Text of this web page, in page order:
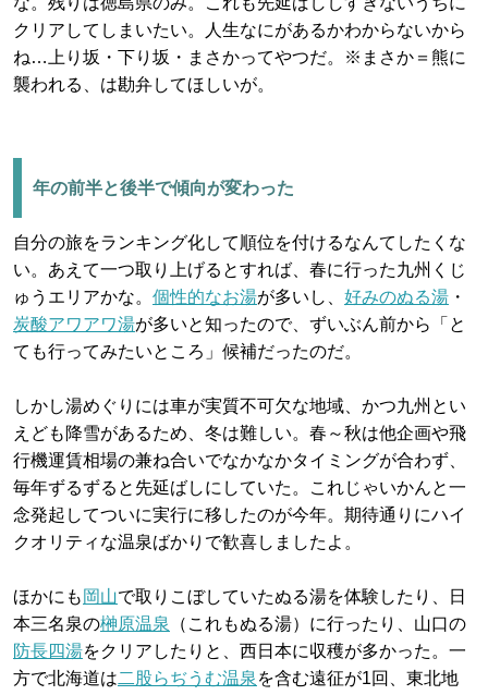
クリアしてしまいたい。人生なにがあるかわからないから
ね…上り坂・下り坂・まさかってやつだ。※まさか＝熊に
襲われる、は勘弁してほしいが。
年の前半と後半で傾向が変わった
自分の旅をランキング化して順位を付けるなんてしたくな
い。あえて一つ取り上げるとすれば、春に行った九州くじ
ゅうエリアかな。 個性的なお湯が多いし、 好みのぬる湯 ・
炭酸アワアワ湯が多いと知ったので、ずいぶん前から「と
ても行ってみたいところ」候補だったのだ。
しかし湯めぐりには車が実質不可欠な地域、かつ九州とい
えども降雪があるため、冬は難しい。春～秋は他企画や飛
行機運賃相場の兼ね合いでなかなかタイミングが合わず、
毎年ずるずると先延ばしにしていた。これじゃいかんと一
念発起してついに実行に移したのが今年。期待通りにハイ
クオリティな温泉ばかりで歓喜しましたよ。
ほかにも 岡山で取りこぼしていたぬる湯を体験したり、日
本三名泉の榊原温泉
（これもぬる湯）に行ったり、山口の
防長四湯をクリアしたりと、西日本に収穫が多かった。一
方で北海道は二股らぢうむ温泉 を含む遠征が1回、東北地